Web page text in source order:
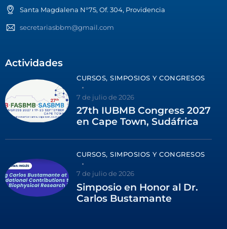
Santa Magdalena N°75, Of. 304, Providencia
secretariasbbm@gmail.com
Actividades
CURSOS, SIMPOSIOS Y CONGRESOS
7 de julio de 2026
27th IUBMB Congress 2027
en Cape Town, Sudáfrica
CURSOS, SIMPOSIOS Y CONGRESOS
7 de julio de 2026
Simposio en Honor al Dr.
Carlos Bustamante